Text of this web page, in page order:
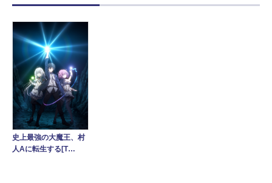
史上最強の大魔王、村
人Aに転生する[T…